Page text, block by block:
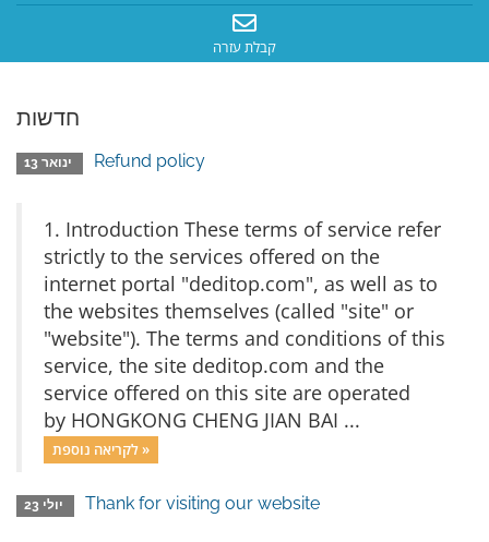
קבלת עזרה
חדשות
Refund policy
1. Introduction These terms of service refer
strictly to the services offered on the
internet portal "deditop.com", as well as to
the websites themselves (called "site" or
"website"). The terms and conditions of this
service, the site deditop.com and the
service offered on this site are operated
by HONGKONG CHENG JIAN BAI ...
לקריאה נוספת »
Thank for visiting our website